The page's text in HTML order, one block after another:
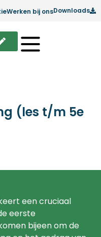
Werken bij onsDownloads
(les t/m 5e
een cruciaal
eerste
bijeen om de